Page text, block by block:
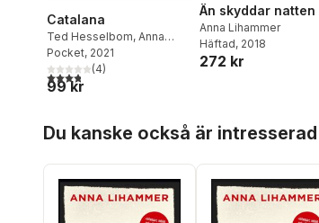
Catalana
Ted Hesselbom, Anna
Lihammer
Pocket, 2021
3,8utav 5 stjärnor. Totalt antal röster:
(4)
99 kr
Än skyddar natten
Anna Lihammer
Häftad, 2018
272 kr
Du kanske också är